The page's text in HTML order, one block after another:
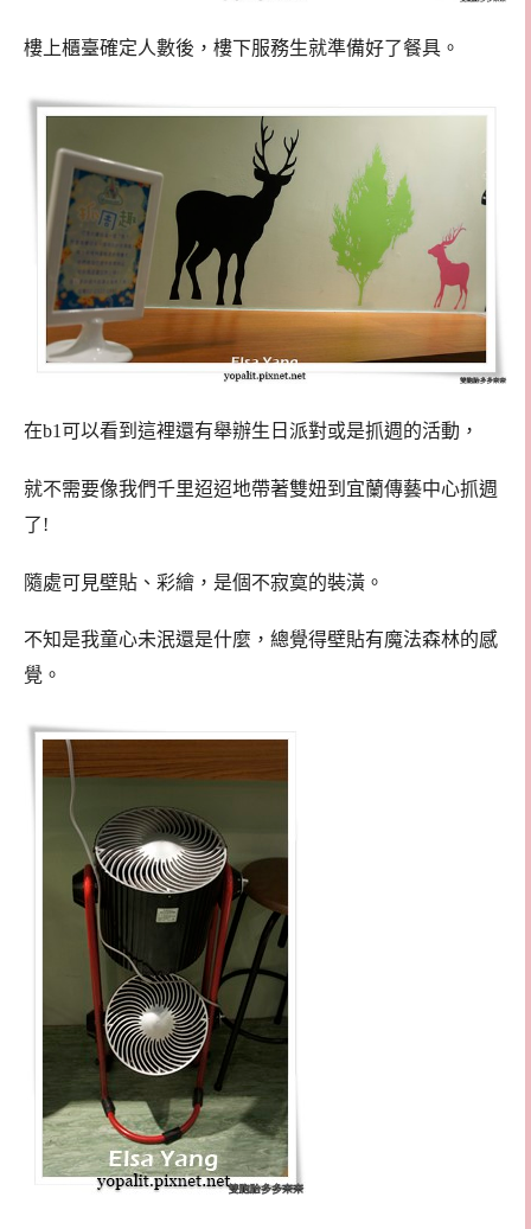
樓上櫃臺確定人數後，樓下服務生就準備好了餐具。
在b1可以看到這裡還有舉辦生日派對或是抓週的活動，
就不需要像我們千里迢迢地帶著雙妞到宜蘭傳藝中心抓週
了!
隨處可見壁貼、彩繪，是個不寂寞的裝潢。
不知是我童心未泯還是什麼，總覺得壁貼有魔法森林的感
覺。